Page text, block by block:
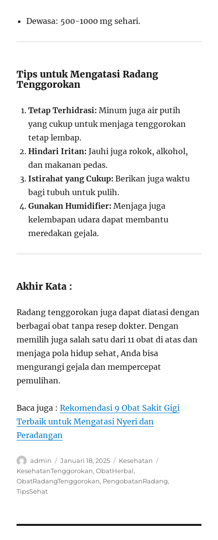
Dewasa: 500-1000 mg sehari.
Tips untuk Mengatasi Radang
Tenggorokan
Tetap Terhidrasi: Minum juga air putih
yang cukup untuk menjaga tenggorokan
tetap lembap.
Hindari Iritan: Jauhi juga rokok, alkohol,
dan makanan pedas.
Istirahat yang Cukup: Berikan juga waktu
bagi tubuh untuk pulih.
Gunakan Humidifier: Menjaga juga
kelembapan udara dapat membantu
meredakan gejala.
Akhir Kata :
Radang tenggorokan juga dapat diatasi dengan
berbagai obat tanpa resep dokter. Dengan
memilih juga salah satu dari 11 obat di atas dan
menjaga pola hidup sehat, Anda bisa
mengurangi gejala dan mempercepat
pemulihan.
Baca juga :Rekomendasi 9 Obat Sakit Gigi
Terbaik untuk Mengatasi Nyeri dan
Peradangan
Author
admin
Posted
on
Januari 18, 2025 Categories
Kesehatan
KesehatanTenggorokan,ObatHerbal,
ObatRadangTenggorokan, PengobatanRadang,
TipsSehat